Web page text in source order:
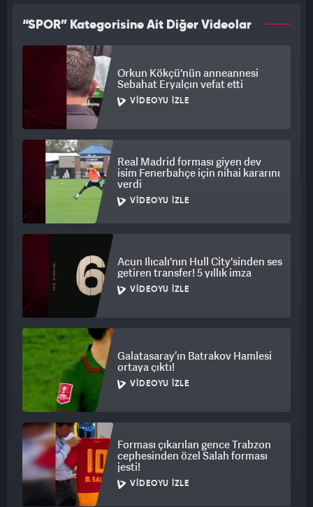
“SPOR” Kategorisine Ait Diğer Videolar
Orkun Kökçü'nün anneannesi
Sebahat Eryalçın vefat etti
VIDEOYU İZLE
Real Madrid forması giyen dev
isim Fenerbahçe için nihai kararını
verdi
VIDEOYU İZLE
Acun Ilıcalı'nın Hull City'sinden ses
getiren transfer! 5 yıllık imza
VIDEOYU İZLE
Galatasaray’ın Batrakov Hamlesi
ortaya çıktı!
VIDEOYU İZLE
Forması çıkarılan gence Trabzon
cephesinden özel Salah forması
jesti!
VIDEOYU İZLE